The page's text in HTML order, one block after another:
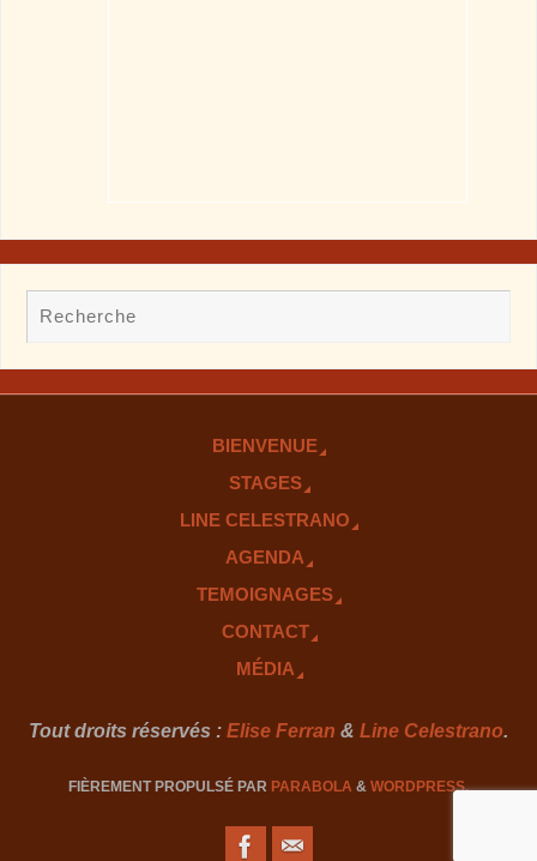
BIENVENUE
STAGES
LINE CELESTRANO
AGENDA
TEMOIGNAGES
CONTACT
MÉDIA
Tout droits réservés : Elise Ferran & Line Celestrano.
FIÈREMENT PROPULSÉ PAR PARABOLA & WORDPRESS.